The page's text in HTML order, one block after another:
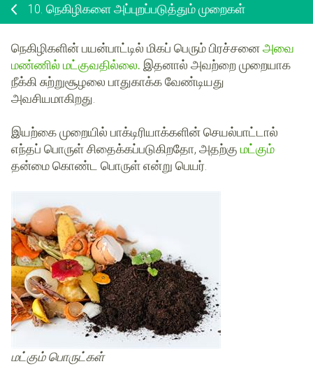
10. நெகிழிகளை அப்புறப்படுத்தும் முறைகள்
நெகிழிகளின் பயன்பாட்டில் மிகப் பெரும் பிரச்சனைஅவை
மண்ணில் மட்குவதில்லை. இதனால் அவற்றை முறையாக
நீக்கி சுற்றுசூழலை பாதுகாக்க வேண்டியது
அவசியமாகிறது.
இயற்கை முறையில் பாக்டிரியாக்களின் செயல்பாட்டால்
எந்தப் பொருள் சிதைக்கப்படுகிறதோ, அதற்கு மட்கும்
தன்மை கொண்ட பொருள் என்று பெயர்.
மட்கும் பொருட்கள்